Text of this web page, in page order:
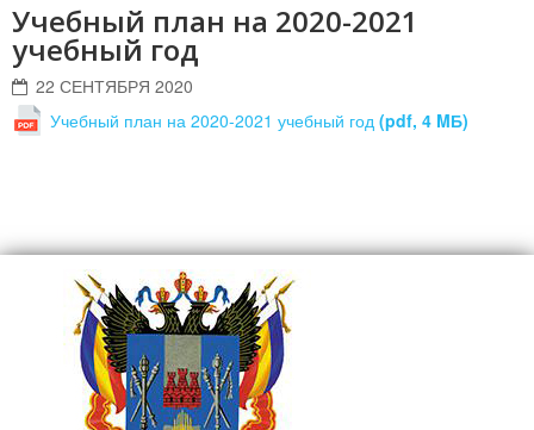
Учебный план на 2020-2021
учебный год
22 СЕНТЯБРЯ 2020
Учебный план на 2020-2021 учебный год (pdf, 4 MБ)